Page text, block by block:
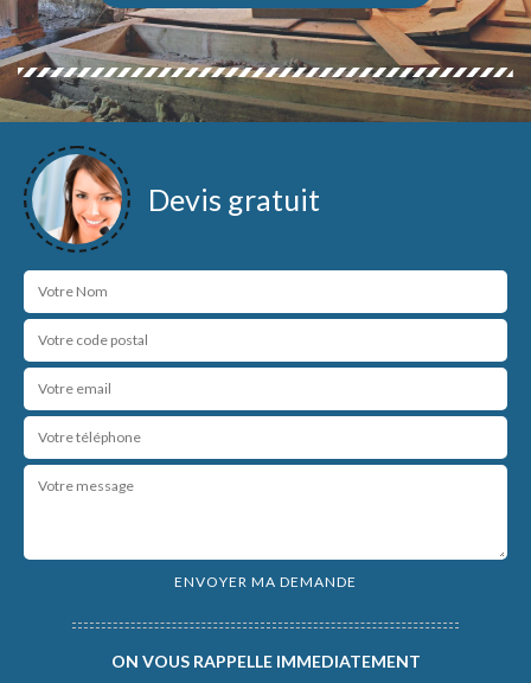
Devis gratuit
ON VOUS RAPPELLE IMMEDIATEMENT